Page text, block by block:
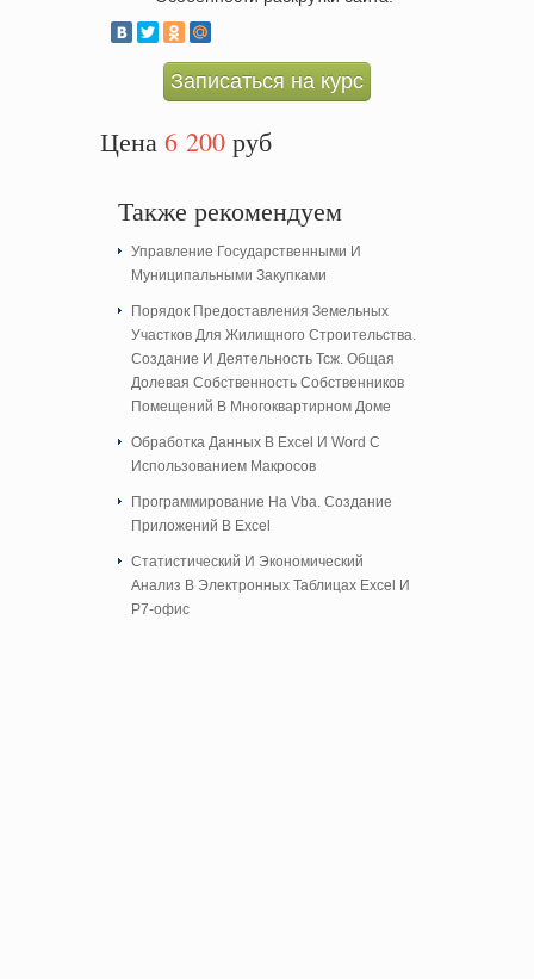
Записаться на курс
Цена 6 200 руб
Также рекомендуем
Управление Государственными И
Муниципальными Закупками
Порядок Предоставления Земельных
Участков Для Жилищного Строительства.
Создание И Деятельность Тсж. Общая
Долевая Собственность Собственников
Помещений В Многоквартирном Доме
Обработка Данных В Excel И Word С
Использованием Макросов
Программирование На Vba. Создание
Приложений В Excel
Cтатистический И Экономический
Анализ В Электронных Таблицах Excel И
Р7-офис